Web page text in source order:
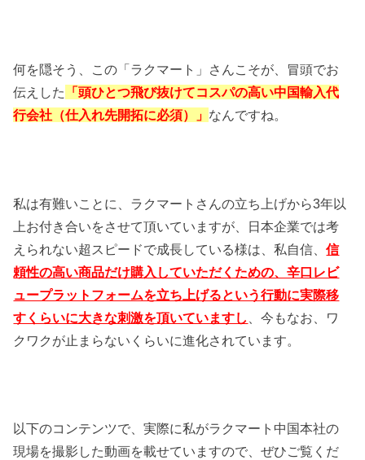
何を隠そう、この「ラクマート」さんこそが、冒頭でお
伝えした
「頭ひとつ飛び抜けてコスパの高い中国輸入代
行会社（仕入れ先開拓に必須）」 なんですね。
私は有難いことに、ラクマートさんの立ち上げから3年以
上お付き合いをさせて頂いていますが、日本企業では考
えられない超スピードで成長している様は、私自信、信
頼性の高い商品だけ購入していただくための、辛口レビ
ュープラットフォームを立ち上げるという行動に実際移
すくらいに大きな刺激を頂いていますし
、今もなお、ワ
クワクが止まらないくらいに進化されています。
以下のコンテンツで、実際に私がラクマート中国本社の
現場を撮影した動画を載せていますので、ぜひご覧くだ